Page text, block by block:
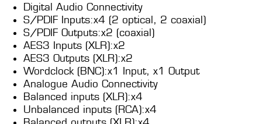
Digital Audio Connectivity
S/PDIF Inputs:x4 (2 optical, 2 coaxial)
S/PDIF Outputs:x2 (coaxial)
AES3 Inputs (XLR):x2
AES3 Outputs (XLR):x2
Wordclock (BNC):x1 Input, x1 Output
Analogue Audio Connectivity
Balanced inputs (XLR):x4
Unbalanced inputs (RCA):x4